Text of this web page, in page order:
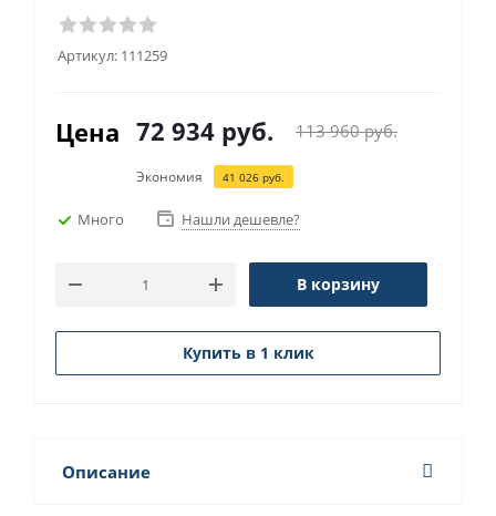
Артикул: 111259
Цена 72 934 руб. 113 960руб.
Экономия 41 026 руб.
Много Нашли дешевле?
В корзину
Купить в 1 клик
Описание